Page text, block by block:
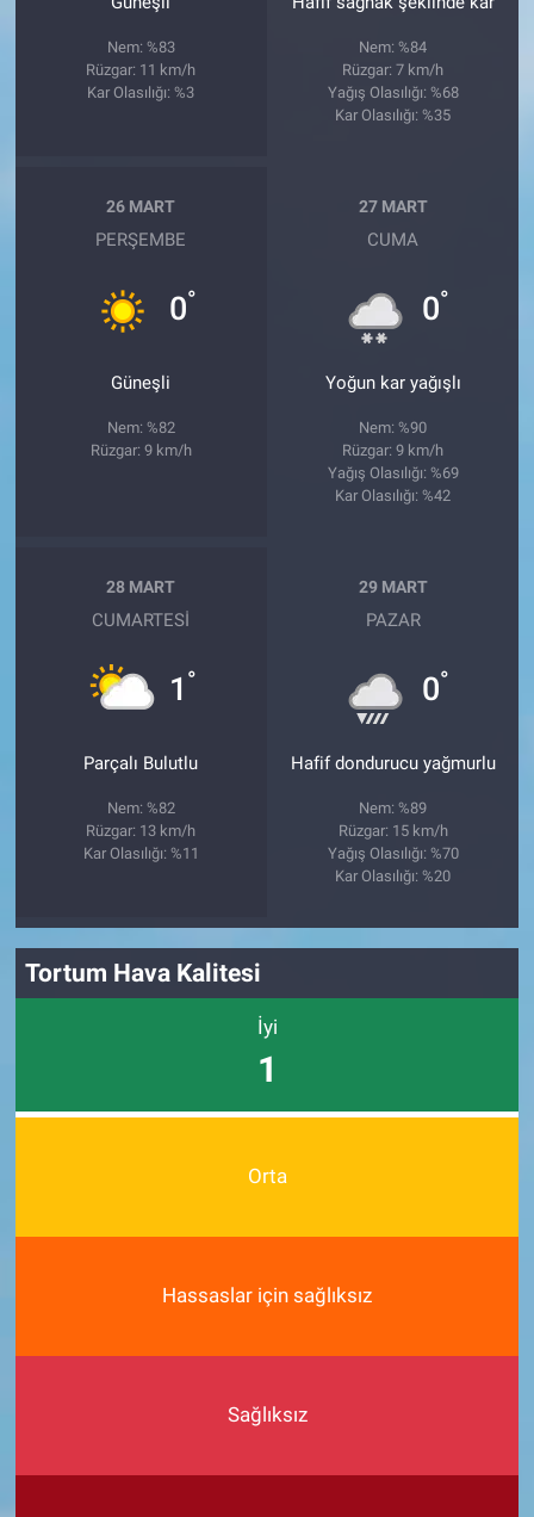
Nem: %83
Rüzgar: 11 km/h
Kar Olasılığı: %3
Nem: %84
Rüzgar: 7 km/h
Yağış Olasılığı: %68
Kar Olasılığı: %35
26 MART
PERŞEMBE
0°
Güneşli
Nem: %82
Rüzgar: 9 km/h
27 MART
CUMA
0°
Yoğun kar yağışlı
Nem: %90
Rüzgar: 9 km/h
Yağış Olasılığı: %69
Kar Olasılığı: %42
28 MART
CUMARTESI
1 °
Parçalı Bulutlu
Nem: %82
Rüzgar: 13 km/h
Kar Olasılığı: %11
29 MART
PAZAR
0°
Hafif dondurucu yağmurlu
Nem: %89
Rüzgar: 15 km/h
Yağış Olasılığı: %70
Kar Olasılığı: %20
Tortum Hava Kalitesi
İyi
1
Orta
Hassaslar için sağlıksız
Sağlıksız